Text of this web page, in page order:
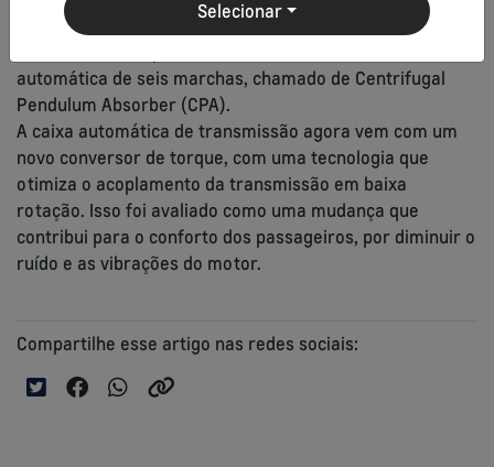
câmbio automático. A eficiência energética da picape
automática de seis marchas, chamado de Centrifugal
Pendulum Absorber (CPA).
A caixa automática de transmissão agora vem com um
novo conversor de torque, com uma tecnologia que
otimiza o acoplamento da transmissão em baixa
rotação. Isso foi avaliado como uma mudança que
contribui para o conforto dos passageiros, por diminuir o
ruído e as vibrações do motor.
Compartilhe esse artigo nas redes sociais:
Selecionar